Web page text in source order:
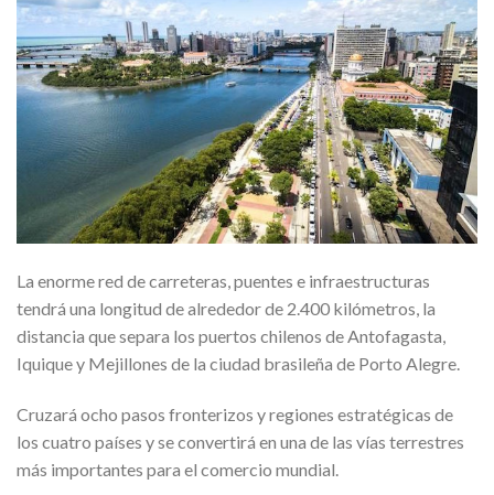
La enorme red de carreteras, puentes e infraestructuras
tendrá una longitud de alrededor de 2.400 kilómetros, la
distancia que separa los puertos chilenos de Antofagasta,
Iquique y Mejillones de la ciudad brasileña de Porto Alegre.
Cruzará ocho pasos fronterizos y regiones estratégicas de
los cuatro países y se convertirá en una de las vías terrestres
más importantes para el comercio mundial.